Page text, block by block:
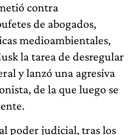
contra
de abogados,
medioambientales,
la tarea de desregular
y lanzó una agresiva
de la que luego se
poder judicial, tras los